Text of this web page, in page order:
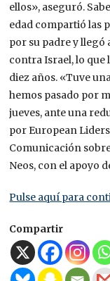
ellos», aseguró.
edad compartió las
por su padre y llegó
contra Israel, lo que
diez años. «Tuve
hemos pasado por
jueves, ante una
por European
Comunicación
Neos, con el apoyo
Pulse aquí para
Compartir